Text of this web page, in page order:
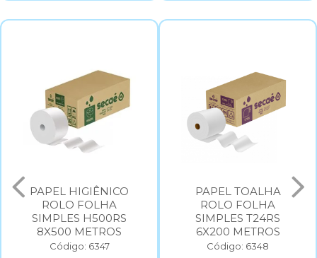
PAPEL HIGIÊNICO
ROLO FOLHA
SIMPLES H500RS
8X500 METROS
Código: 6347
PAPEL TOALHA
ROLO FOLHA
SIMPLES T24RS
6X200 METROS
Código: 6348